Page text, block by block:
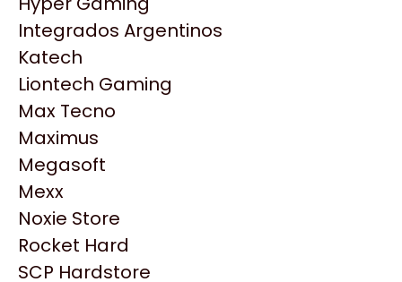
Intel
Kingston
Lenovo
Logitech
MSI
NVIDIA GeForce
NZXT
PNY
Palit
Philips
Integrados Argentinos
Katech
Liontech Gaming
Max Tecno
Maximus
Megasoft
Mexx
Noxie Store
Rocket Hard
SCP Hardstore
Productos
Similares